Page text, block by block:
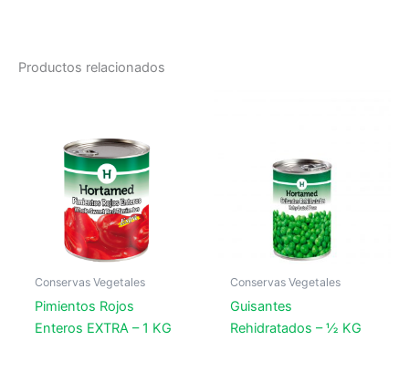
Productos relacionados
Conservas Vegetales
Pimientos Rojos
Enteros EXTRA – 1 KG
Conservas Vegetales
Guisantes
Rehidratados – ½ KG